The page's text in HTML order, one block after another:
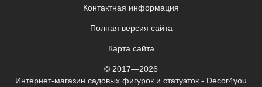
Контактная информация
Полная версия сайта
Карта сайта
© 2017—2026
Интернет-магазин садовых фигурок и статуэток - Decor4you